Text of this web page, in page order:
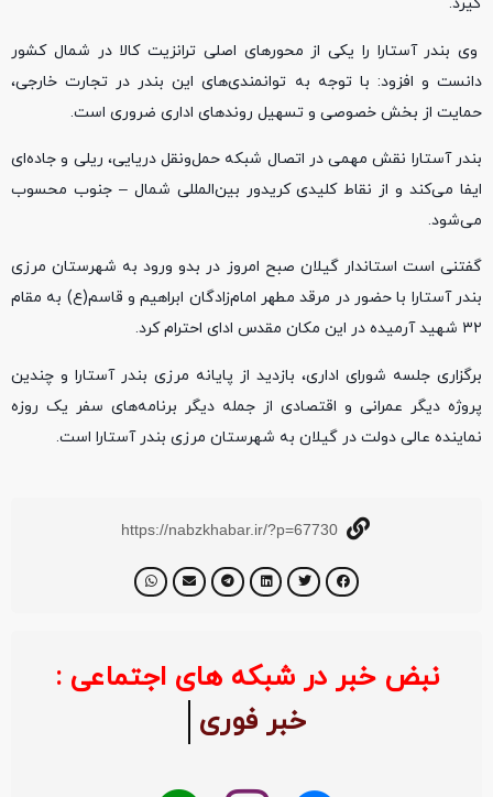
وی بندر آستارا را یکی از محورهای اصلی ترانزیت کالا در شمال کشور
دانست و افزود: با توجه به توانمندی‌های این بندر در تجارت خارجی،
حمایت از بخش خصوصی و تسهیل روندهای اداری ضروری است.
بندر آستارا نقش مهمی در اتصال شبکه حمل‌ونقل دریایی، ریلی و جاده‌ای
ایفا می‌کند و از نقاط کلیدی کریدور بین‌المللی شمال – جنوب محسوب
می‌شود.
گفتنی است استاندار گیلان صبح امروز در بدو ورود به شهرستان مرزی
بندر آستارا با حضور در مرقد مطهر امام‌زادگان ابراهیم و قاسم(ع) به مقام
۳۲ شهید آرمیده در این مکان مقدس ادای احترام کرد.
برگزاری جلسه شورای اداری، بازدید از پایانه مرزی بندر آستارا و چندین
پروژه دیگر عمرانی و اقتصادی از جمله دیگر برنامه‌های سفر یک روزه
نماینده عالی دولت در گیلان به شهرستان مرزی بندر آستارا است.
https://nabzkhabar.ir/?p=67730
نبض خبر در شبکه های اجتماعی :
خبر فوری